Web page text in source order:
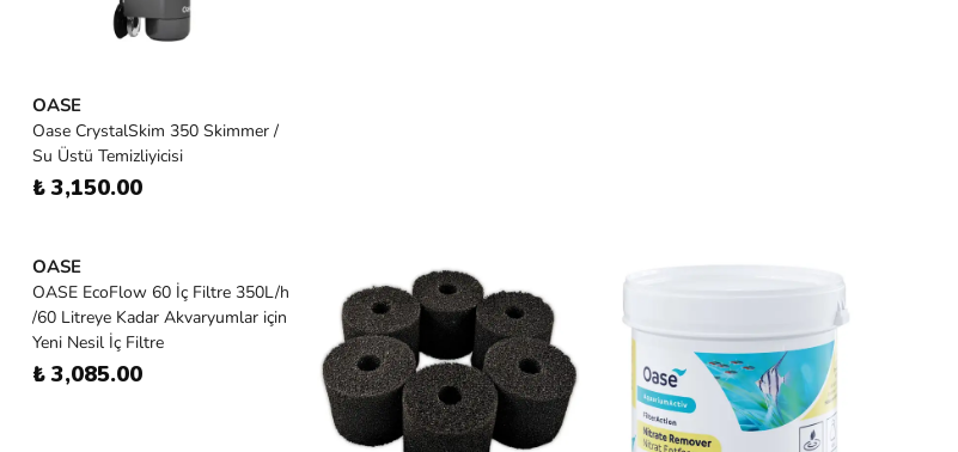
OASE
Oase CrystalSkim 350 Skimmer /
Su Üstü Temizliyicisi
₺ 3,150.00
OASE
OASE EcoFlow 60 İç Filtre 350L/h
/60 Litreye Kadar Akvaryumlar için
Yeni Nesil İç Filtre
₺ 3,085.00